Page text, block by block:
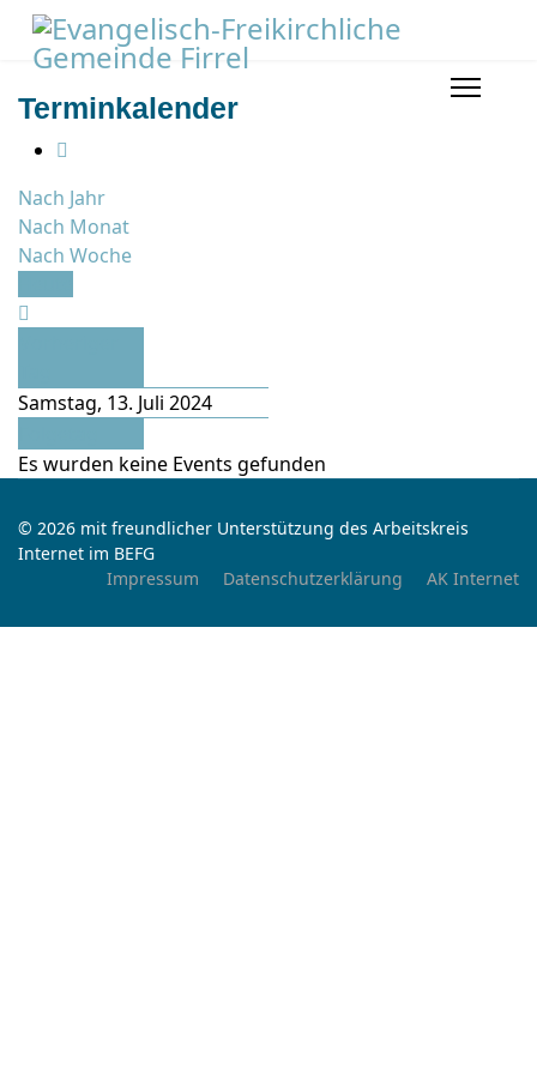
Terminkalender
Nach Jahr
Nach Monat
Nach Woche
Samstag, 13. Juli 2024
Es wurden keine Events gefunden
© 2026 mit freundlicher Unterstützung des Arbeitskreis
Internet im BEFG
Impressum
Datenschutzerklärung AK Internet